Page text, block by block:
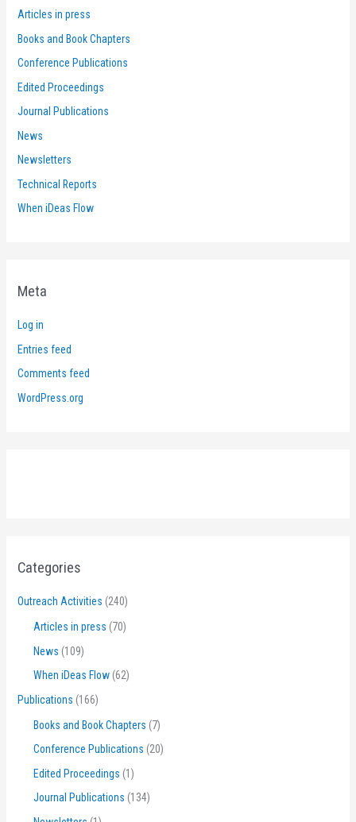
Articles in press
Books and Book Chapters
Conference Publications
Edited Proceedings
Journal Publications
News
Newsletters
Technical Reports
When iDeas Flow
Meta
Log in
Entries feed
Comments feed
WordPress.org
Categories
Outreach Activities (240)
Articles in press (70)
News (109)
When iDeas Flow (62)
Publications (166)
Books and Book Chapters (7)
Conference Publications (20)
Edited Proceedings (1)
Journal Publications (134)